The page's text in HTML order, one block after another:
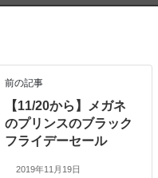
前の記事
【11/20から】メガネ
のプリンスのブラック
フライデーセール
2019年11月19日